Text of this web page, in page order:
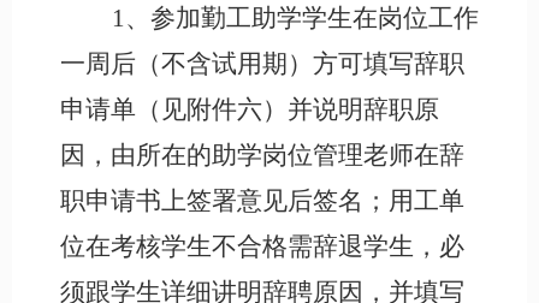
1、参加勤工助学学生在岗位工作
一周后（不含试用期）方可填写辞职
申请单（见附件六）并说明辞职原
因，由所在的助学岗位管理老师在辞
职申请书上签署意见后签名；用工单
位在考核学生不合格需辞退学生，必
须跟学生详细讲明辞聘原因，并填写